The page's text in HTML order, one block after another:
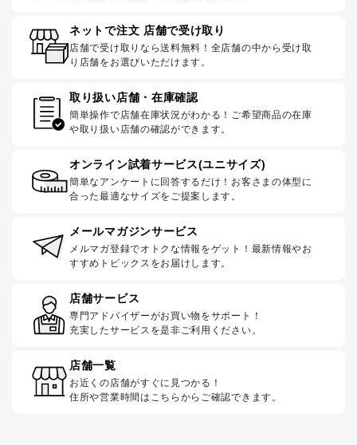
ネットで注文 店舗で受け取り
店舗で受け取りなら送料無料！全店舗の中から受け取
り店舗をお選びいただけます。
取り扱い店舗・在庫確認
簡単操作で店舗在庫状況がわかる！ご希望商品の在庫
や取り扱い店舗の確認ができます。
オンライン試着サービス(ユニサイズ)
簡単なアンケートに回答するだけ！お客さまの体型に
合った最適なサイズをご提案します。
メールマガジンサービス
メルマガ登録でオトクな情報をゲット！最新情報やお
すすめトピックスをお届けします。
店舗サービス
専門アドバイザーがお買い物をサポート！
充実したサービスを是非ご利用ください。
店舗一覧
お近くの店舗がすぐに見つかる！
住所や営業時間はこちらからご確認できます。